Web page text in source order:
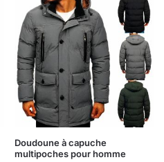
Doudoune à capuche
multipoches pour homme